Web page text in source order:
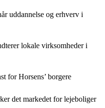
uddannelse og erhverv i
lokale virksomheder i
for Horsens’ borgere
det markedet for lejeboliger